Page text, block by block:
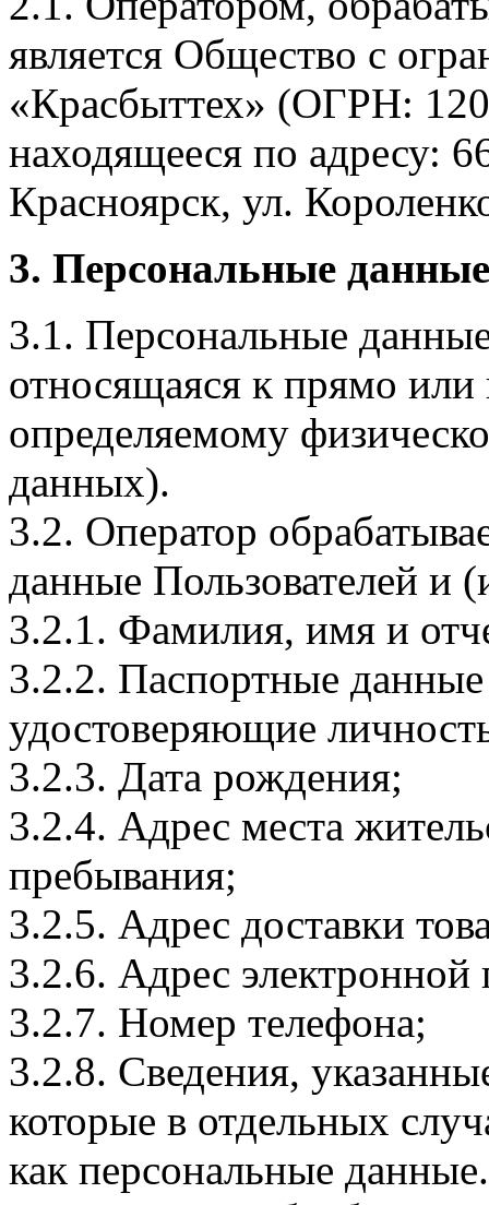
является Общество с
«Красбыттех» (ОГРН:
находящееся по адресу:
Красноярск, ул.
3. Персональные
3.1. Персональные
относящаяся к прямо
определяемому
данных).
3.2. Оператор
данные Пользователей и
3.2.1. Фамилия, имя и
3.2.2. Паспортные
удостоверяющие
3.2.3. Дата рождения;
3.2.4. Адрес места
пребывания;
3.2.5. Адрес доставки
3.2.6. Адрес электронной
3.2.7. Номер телефона;
3.2.8. Сведения,
которые в отдельных
как персональные данные.